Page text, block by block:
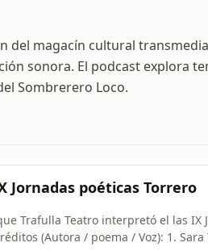
del magacín cultural
sonora. El podcast explora
Sombrerero Loco.
Jornadas poéticas Torrero
Trafulla Teatro interpretó el las IX